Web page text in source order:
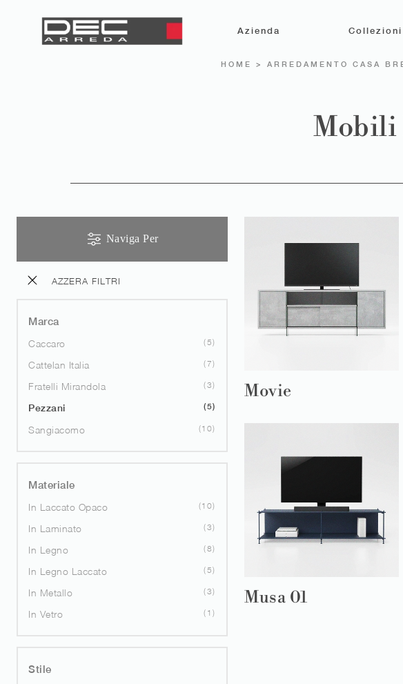
Azienda Collezioni
HOME > ARREDAMENTO CASA
Mobili
Naviga Per
AZZERA FILTRI
Marca
Caccaro
5
Cattelan Italia 7
Fratelli Mirandola 3
Pezzani 5
Sangiacomo 10
Materiale
In Laccato Opaco
10
In Laminato 3
In Legno 8
In Legno Laccato 5
In Metallo 3
In Vetro 1
Stile
Movie
Musa 01